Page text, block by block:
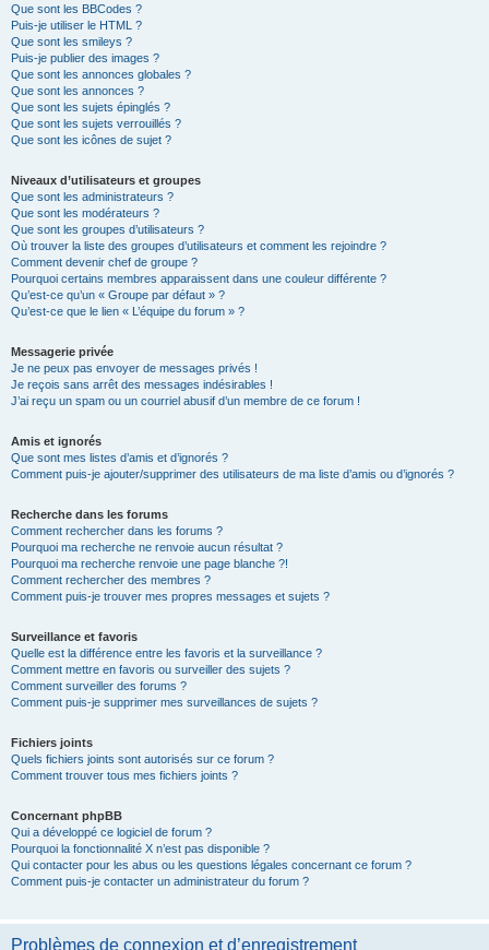
Que sont les BBCodes ?
Puis-je utiliser le HTML ?
Que sont les smileys ?
Puis-je publier des images ?
Que sont les annonces globales ?
Que sont les annonces ?
Que sont les sujets épinglés ?
Que sont les sujets verrouillés ?
Que sont les icônes de sujet ?
Niveaux d’utilisateurs et groupes
Que sont les administrateurs ?
Que sont les modérateurs ?
Que sont les groupes d’utilisateurs ?
Où trouver la liste des groupes d’utilisateurs et comment les rejoindre ?
Comment devenir chef de groupe ?
Pourquoi certains membres apparaissent dans une couleur différente ?
Qu’est-ce qu’un « Groupe par défaut » ?
Qu’est-ce que le lien « L’équipe du forum » ?
Messagerie privée
Je ne peux pas envoyer de messages privés !
Je reçois sans arrêt des messages indésirables !
J’ai reçu un spam ou un courriel abusif d’un membre de ce forum !
Amis et ignorés
Que sont mes listes d’amis et d’ignorés ?
Comment puis-je ajouter/supprimer des utilisateurs de ma liste d’amis ou d’ignorés ?
Recherche dans les forums
Comment rechercher dans les forums ?
Pourquoi ma recherche ne renvoie aucun résultat ?
Pourquoi ma recherche renvoie une page blanche ?!
Comment rechercher des membres ?
Comment puis-je trouver mes propres messages et sujets ?
Surveillance et favoris
Quelle est la différence entre les favoris et la surveillance ?
Comment mettre en favoris ou surveiller des sujets ?
Comment surveiller des forums ?
Comment puis-je supprimer mes surveillances de sujets ?
Fichiers joints
Quels fichiers joints sont autorisés sur ce forum ?
Comment trouver tous mes fichiers joints ?
Concernant phpBB
Qui a développé ce logiciel de forum ?
Pourquoi la fonctionnalité X n’est pas disponible ?
Qui contacter pour les abus ou les questions légales concernant ce forum ?
Comment puis-je contacter un administrateur du forum ?
Problèmes de connexion et d’enregistrement